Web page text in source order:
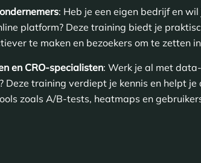
: Heb je een eigen bedrijf en
platform? Deze training biedt je
te maken en bezoekers om te zetten
en CRO-specialisten: Werk je al met
Deze training verdiept je kennis en helpt je
zoals A/B-tests, heatmaps en